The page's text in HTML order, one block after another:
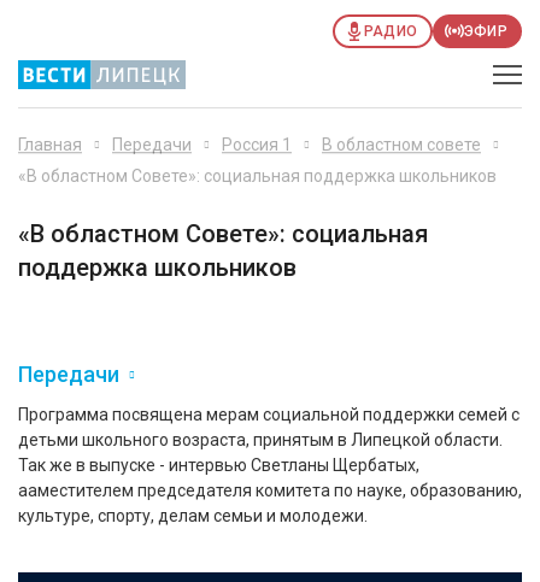
РАДИО ЭФИР
Главная Передачи Россия 1
В областном совете
«В областном Совете»: социальная поддержка школьников
«В областном Совете»: социальная
поддержка школьников
Передачи
Программа посвящена мерам социальной поддержки семей с
детьми школьного возраста, принятым в Липецкой области.
Так же в выпуске - интервью Светланы Щербатых,
ааместителем председателя комитета по науке, образованию,
культуре, спорту, делам семьи и молодежи.